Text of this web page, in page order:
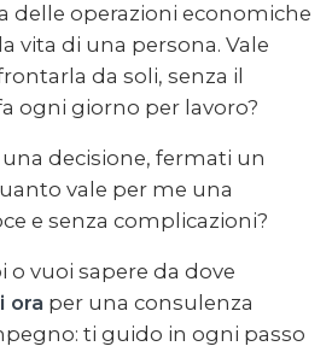
delle operazioni economiche
vita di una persona. Vale
da soli, senza il
ogni giorno per lavoro?
decisione, fermati un
vale per me una
e senza complicazioni?
o vuoi sapere da dove
ora per una consulenza
ti guido in ogni passo